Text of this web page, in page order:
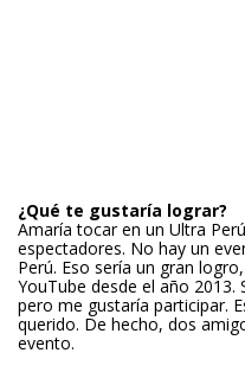
¿Qué te gustaría lograr?
Amaría tocar en un Ultra
espectadores. No hay un
Perú. Eso sería un gran
YouTube desde el año 2013.
pero me gustaría participar.
querido. De hecho, dos
evento.